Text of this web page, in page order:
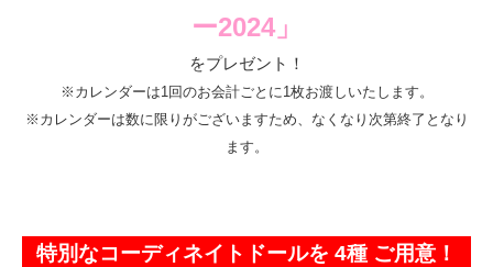
ー2024」
をプレゼント！
※カレンダーは1回のお会計ごとに1枚お渡しいたします。
※カレンダーは数に限りがございますため、なくなり次第終了となり
ます。
特別なコーディネイトドールを 4種 ご用意！